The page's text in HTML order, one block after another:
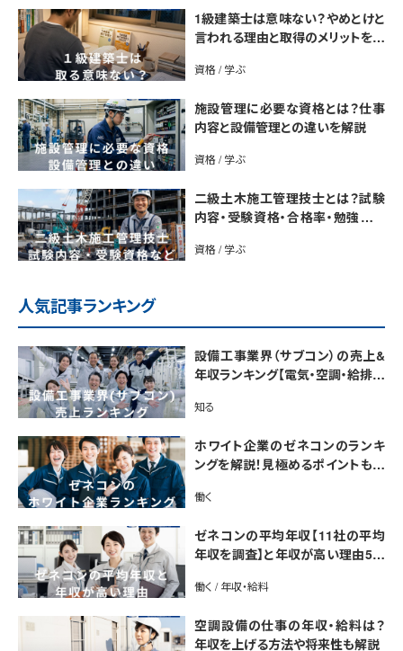
1級建築士は意味ない？やめとけと
言われる理由と取得のメリットを解
資格 / 学ぶ
施設管理に必要な資格とは？仕事
内容と設備管理との違いを解説
資格 / 学ぶ
二級土木施工管理技士とは？試験
内容・受験資格・合格率・勉強法を
資格 / 学ぶ
人気記事ランキング
設備工事業界（サブコン）の売上&
年収ランキング【電気・空調・給排水
市場規模も解説
知る
ホワイト企業のゼネコンのランキ
ングを解説！見極めるポイントも紹
働く
ゼネコンの平均年収【11社の平均
年収を調査】と年収が高い理由5選
働く / 年収・給料
空調設備の仕事の年収・給料は？
年収を上げる方法や将来性も解説